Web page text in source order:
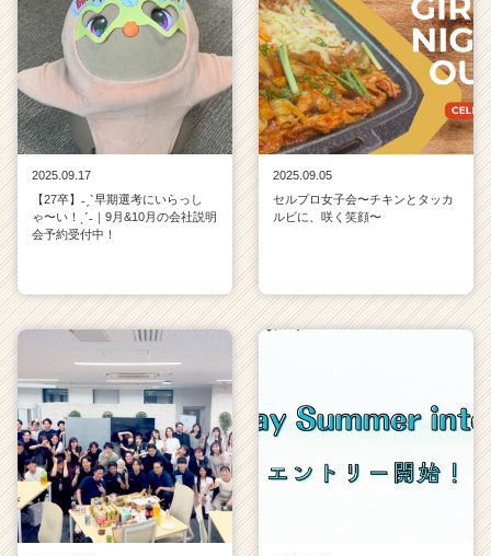
2025.09.17
【27卒】˗ˏˋ早期選考にいらっし
ゃ〜い！ˎˊ˗｜9月&10月の会社説明
会予約受付中！
2025.09.05
セルプロ女子会〜チキンとタッカ
ルビに、咲く笑顔〜